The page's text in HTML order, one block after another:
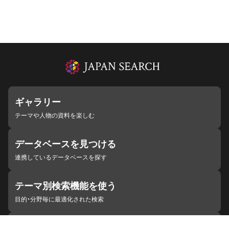
ギャラリー
テーマや人物の資料を楽しむ
データベースを見つける
連携しているデータベースを探す
テーマ別検索機能を使う
目的・分野毎に最適化された検索